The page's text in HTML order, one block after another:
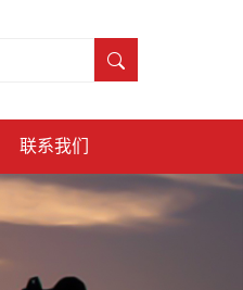
联系我们